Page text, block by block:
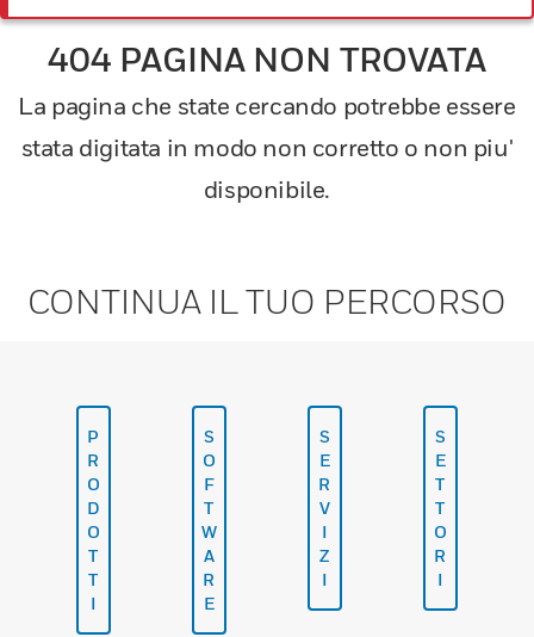
404 PAGINA NON TROVATA
La pagina che state cercando potrebbe essere
stata digitata in modo non corretto o non piu'
disponibile.
CONTINUA IL TUO PERCORSO
P
R
O
D
O
T
T
I
S
O
F
T
W
A
R
E
S
E
R
V
I
Z
I
S
E
T
T
O
R
I